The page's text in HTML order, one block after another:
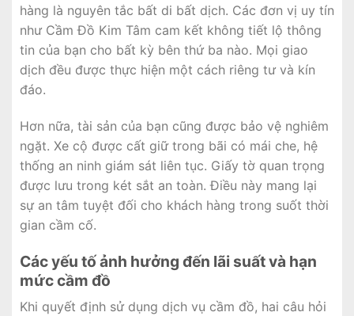
hàng là nguyên tắc bất di bất dịch. Các đơn vị uy tín
như Cầm Đồ Kim Tâm cam kết không tiết lộ thông
tin của bạn cho bất kỳ bên thứ ba nào. Mọi giao
dịch đều được thực hiện một cách riêng tư và kín
đáo.
Hơn nữa, tài sản của bạn cũng được bảo vệ nghiêm
ngặt. Xe cộ được cất giữ trong bãi có mái che, hệ
thống an ninh giám sát liên tục. Giấy tờ quan trọng
được lưu trong két sắt an toàn. Điều này mang lại
sự an tâm tuyệt đối cho khách hàng trong suốt thời
gian cầm cố.
Các yếu tố ảnh hưởng đến lãi suất và hạn
mức cầm đồ
Khi quyết định sử dụng dịch vụ cầm đồ, hai câu hỏi